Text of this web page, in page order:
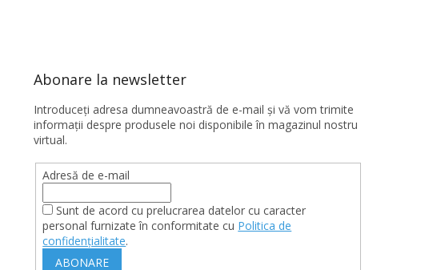
Abonare la newsletter
Introduceţi adresa dumneavoastră de e-mail şi vă vom trimite
informaţii despre produsele noi disponibile în magazinul nostru
virtual.
Adresă de e-mail
Sunt de acord cu prelucrarea datelor cu caracter
personal furnizate în conformitate cu Politica de
confidențialitate.
ABONARE